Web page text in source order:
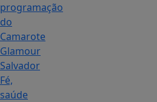
programação
do
Camarote
Glamour
Salvador
Fé,
saúde